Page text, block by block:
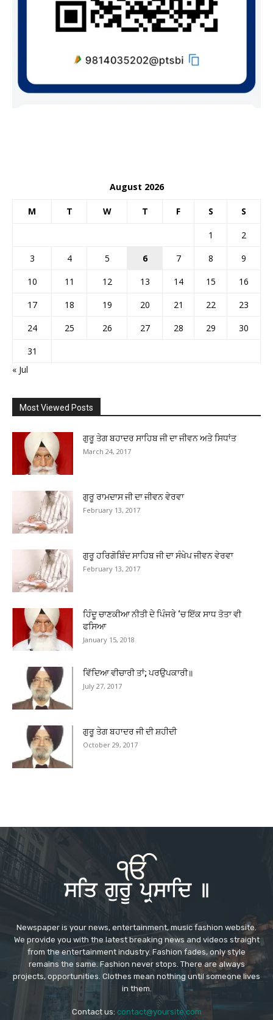
August 2026
M T W T F S S
1
2
3
4 5 6 7 8
9
10
11 12 13 14 15
16
17
18 19 20 21 22
23
24
25 26 27 28 29
30
31
« Jul
Most Viewed Posts
ਗੁਰੂ ਤੇਗ ਬਹਾਦਰ ਸਾਹਿਬ ਜੀ ਦਾ ਜੀਵਨ ਅਤੇ ਸਿਧਾਂਤ
March 24, 2017
ਗੁਰੂ ਰਾਮਦਾਸ ਜੀ ਦਾ ਜੀਵਨ ਵੇਰਵਾ
February 13, 2017
ਗੁਰੂ ਹਰਿਗੋਬਿੰਦ ਸਾਹਿਬ ਜੀ ਦਾ ਸੰਖੇਪ ਜੀਵਨ ਵੇਰਵਾ
February 13, 2017
ਹਿੰਦੂ ਚਾਣਕੀਆ ਨੀਤੀ ਦੇ ਪਿੰਜਰੇ ‘ਚ ਇੱਕ ਸਾਧ ਤੋਤਾ ਵੀ
ਫਸਿਆ
January 15, 2018
ਵਿੱਦਿਆ ਵੀਚਾਰੀ ਤਾਂ; ਪਰਉਪਕਾਰੀ॥
July 27, 2017
ਗੁਰੂ ਤੇਗ ਬਹਾਦਰ ਜੀ ਦੀ ਸ਼ਹੀਦੀ
October 29, 2017
Newspaper is your news, entertainment, music fashion website.
We provide you with the latest breaking news and videos straight
from the entertainment industry. Fashion fades, only style
remains the same. Fashion never stops. There are always
projects, opportunities. Clothes mean nothing until someone lives
in them.
Contact us: contact@yoursite.com